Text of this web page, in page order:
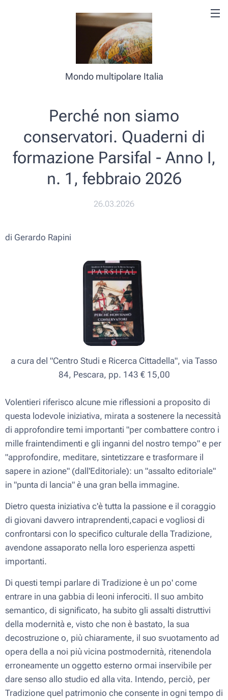
Mondo multipolare Italia
Perché non siamo
conservatori. Quaderni di
formazione Parsifal - Anno I,
n. 1, febbraio 2026
26.03.2026
di Gerardo Rapini
a cura del "Centro Studi e Ricerca Cittadella", via Tasso
84, Pescara, pp. 143 € 15,00
Volentieri riferisco alcune mie riflessioni a proposito di
questa lodevole iniziativa, mirata a sostenere la necessità
di approfondire temi importanti "per combattere contro i
mille fraintendimenti e gli inganni del nostro tempo" e per
"approfondire, meditare, sintetizzare e trasformare il
sapere in azione" (dall'Editoriale): un "assalto editoriale"
in "punta di lancia" è una gran bella immagine.
Dietro questa iniziativa c'è tutta la passione e il coraggio
di giovani davvero intraprendenti,capaci e vogliosi di
confrontarsi con lo specifico culturale della Tradizione,
avendone assaporato nella loro esperienza aspetti
importanti.
Di questi tempi parlare di Tradizione è un po' come
entrare in una gabbia di leoni inferociti. Il suo ambito
semantico, di significato, ha subito gli assalti distruttivi
della modernità e, visto che non è bastato, la sua
decostruzione o, più chiaramente, il suo svuotamento ad
opera della a noi più vicina postmodernità, ritenendola
erroneamente un oggetto esterno ormai inservibile per
dare senso allo studio ed alla vita. Intendo, perciò, per
Tradizione quel patrimonio che consente in ogni tempo di